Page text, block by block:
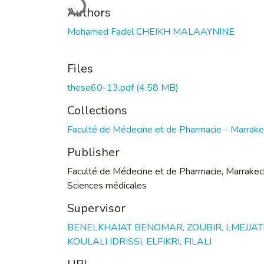
Authors
Mohamed Fadel CHEIKH MALAAYNINE
Files
these60-13.pdf(4.58 MB)
Collections
Faculté de Médecine et de Pharmacie -
Publisher
Faculté de Médecine et de Pharmacie,
Sciences médicales
Supervisor
BENELKHAIAT BENOMAR, ZOUBIR,
KOULALI IDRISSI, ELFIKRI, FILALI